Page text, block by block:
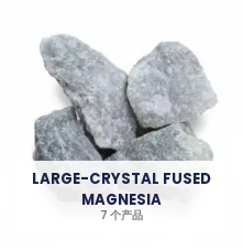
LARGE-CRYSTAL FUSED
MAGNESIA
7 个产品